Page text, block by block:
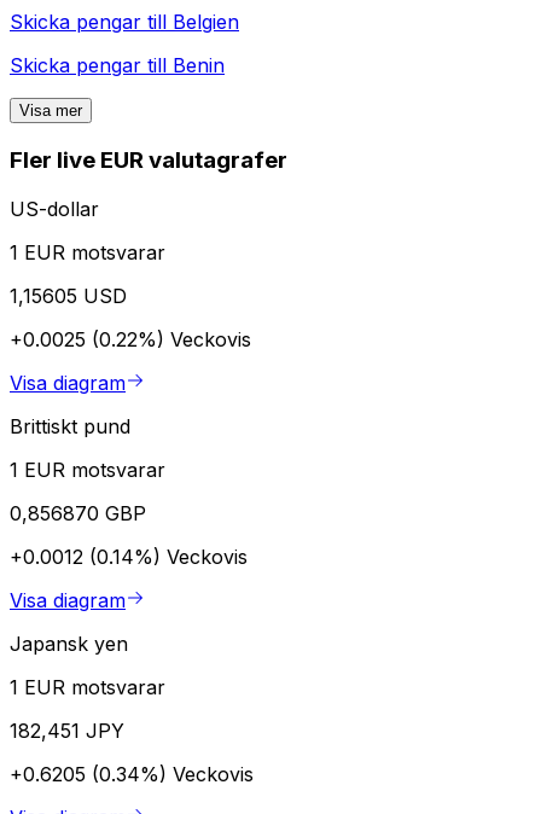
Skicka pengar till Belgien
Skicka pengar till Benin
Visa mer
Fler live EUR valutagrafer
US-dollar
1 EUR motsvarar
1,15605 USD
+0.0025 (0.22%) Veckovis
Visa diagram
Brittiskt pund
1 EUR motsvarar
0,856870 GBP
+0.0012 (0.14%) Veckovis
Visa diagram
Japansk yen
1 EUR motsvarar
182,451 JPY
+0.6205 (0.34%) Veckovis